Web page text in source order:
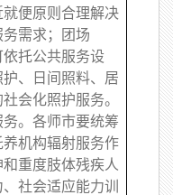
便原则合理解决
需求；团场
依托公共服务设
、日间照料、居
会化照护服务。
。各师市要统筹
机构辐射服务作
重度肢体残疾人
社会适应能力训